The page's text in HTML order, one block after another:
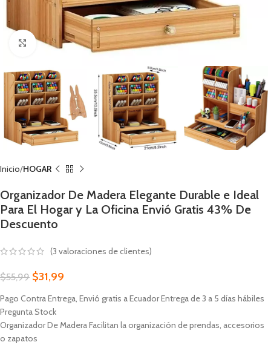
Click to enlarge
Inicio HOGAR
Organizador De Madera Elegante Durable e Ideal
Para El Hogar y La Oficina Envió Gratis 43% De
Descuento
(3 valoraciones de clientes)
$55,99 $31,99
Pago Contra Entrega, Envió gratis a Ecuador Entrega de 3 a 5 días hábiles
Pregunta Stock
Organizador De MaderaFacilitan la organización de prendas, accesorios
o zapatos